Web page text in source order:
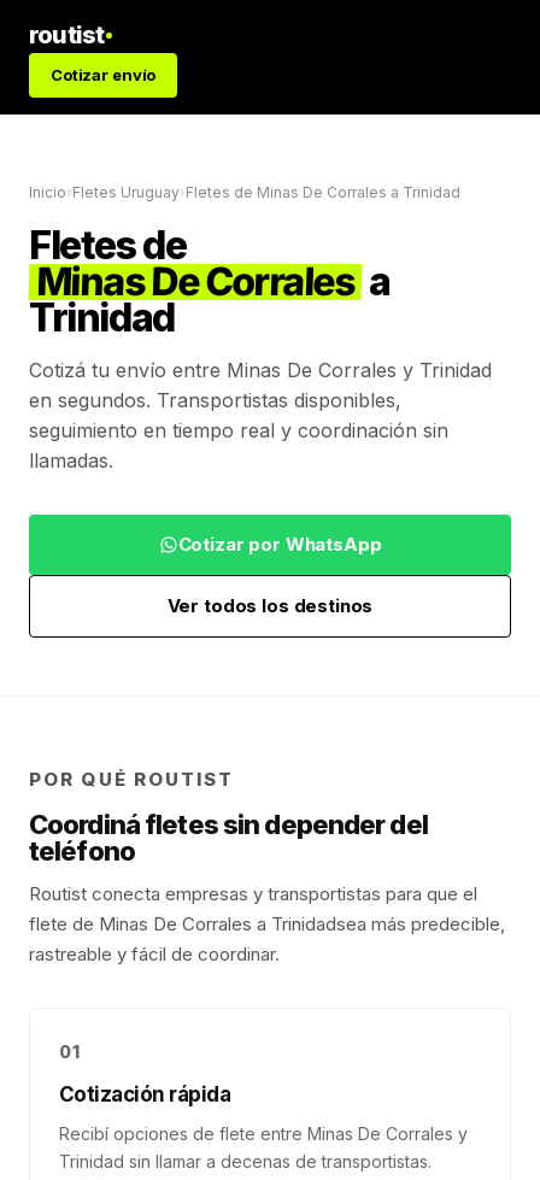
routist
Cotizar envío
Inicio›Fletes Uruguay›Fletes de Minas De Corrales a Trinidad
Fletes de
Minas De Corrales a
Trinidad
Cotizá tu envío entre Minas De Corrales y Trinidad
en segundos. Transportistas disponibles,
seguimiento en tiempo real y coordinación sin
llamadas.
Cotizar por WhatsApp
Ver todos los destinos
POR QUÉ ROUTIST
Coordiná fletes sin depender del
teléfono
Routist conecta empresas y transportistas para que el
flete de Minas De Corrales a Trinidadsea más predecible,
rastreable y fácil de coordinar.
01
Cotización rápida
Recibí opciones de flete entre Minas De Corrales y
Trinidad sin llamar a decenas de transportistas.